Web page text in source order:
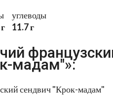
углеводы
11.7 г
мадам"»: